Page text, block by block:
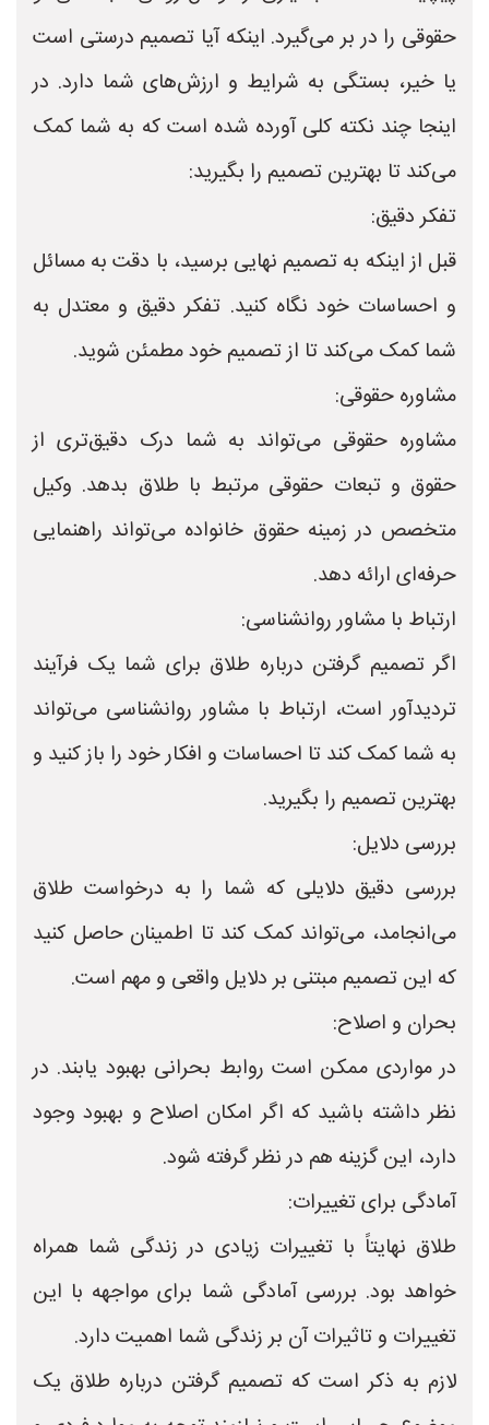
حقوقی را در بر می‌گیرد. اینکه آیا تصمیم درستی است
یا خیر، بستگی به شرایط و ارزش‌های شما دارد. در
اینجا چند نکته کلی آورده شده است که به شما کمک
می‌کند تا بهترین تصمیم را بگیرید:
تفکر دقیق:
قبل از اینکه به تصمیم نهایی برسید، با دقت به مسائل
و احساسات خود نگاه کنید. تفکر دقیق و معتدل به
شما کمک می‌کند تا از تصمیم خود مطمئن شوید.
مشاوره حقوقی:
مشاوره حقوقی می‌تواند به شما درک دقیق‌تری از
حقوق و تبعات حقوقی مرتبط با طلاق بدهد. وکیل
متخصص در زمینه حقوق خانواده می‌تواند راهنمایی
حرفه‌ای ارائه دهد.
ارتباط با مشاور روانشناسی:
اگر تصمیم گرفتن درباره طلاق برای شما یک فرآیند
تردیدآور است، ارتباط با مشاور روانشناسی می‌تواند
به شما کمک کند تا احساسات و افکار خود را باز کنید و
بهترین تصمیم را بگیرید.
بررسی دلایل:
بررسی دقیق دلایلی که شما را به درخواست طلاق
می‌انجامد، می‌تواند کمک کند تا اطمینان حاصل کنید
که این تصمیم مبتنی بر دلایل واقعی و مهم است.
بحران و اصلاح:
در مواردی ممکن است روابط بحرانی بهبود یابند. در
نظر داشته باشید که اگر امکان اصلاح و بهبود وجود
دارد، این گزینه هم در نظر گرفته شود.
آمادگی برای تغییرات:
طلاق نهایتاً با تغییرات زیادی در زندگی شما همراه
خواهد بود. بررسی آمادگی شما برای مواجهه با این
تغییرات و تاثیرات آن بر زندگی شما اهمیت دارد.
لازم به ذکر است که تصمیم گرفتن درباره طلاق یک